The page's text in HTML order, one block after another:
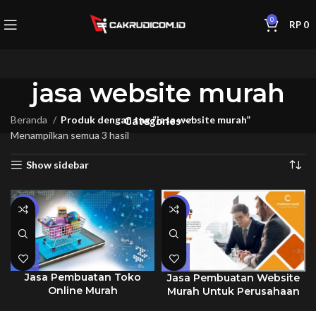
0 RP 0
jasa website murah
Categories
Beranda
Produk dengan tag “jasa website murah”
Menampilkan semua 3 hasil
Show sidebar
-17%
Jasa Pembuatan Toko
Online Murah
-17%
Jasa Pembuatan Website
Murah Untuk Perusahaan